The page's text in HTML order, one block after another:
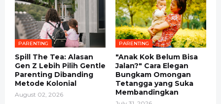
PARENTING
Spill The Tea: Alasan
Gen Z Lebih Pilih Gentle
Parenting Dibanding
Metode Kolonial
August 02, 2026
PARENTING
"Anak Kok Belum Bisa
Jalan?" Cara Elegan
Bungkam Omongan
Tetangga yang Suka
Membandingkan